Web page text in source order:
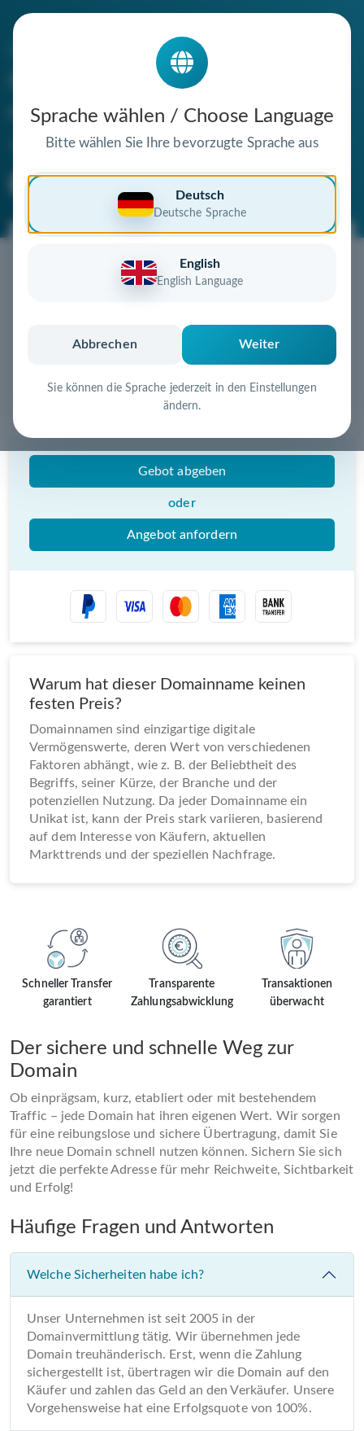
Sprache wählen / Choose Language
Bitte wählen Sie Ihre bevorzugte Sprache aus
Deutsch
Deutsche Sprache
English
English Language
Abbrechen Weiter
Sie können die Sprache jederzeit in den Einstellungen
ändern.
familienzentrum-
regenbogen.de
steht zum Verkauf
Schneller Transfer
garantiert
Transparente
Zahlungsabwicklung
Transaktionen
überwacht
Der sichere und schnelle Weg zur
Domain
Ob einprägsam, kurz, etabliert oder mit bestehendem
Traffic – jede Domain hat ihren eigenen Wert. Wir sorgen
für eine reibungslose und sichere Übertragung, damit Sie
Ihre neue Domain schnell nutzen können. Sichern Sie sich
jetzt die perfekte Adresse für mehr Reichweite, Sichtbarkeit
und Erfolg!
oder individuelles Angebot
anfordern
Schnell, sicher und unkompliziert zur eigenen
Domain
Nutzen Sie die Chance – jetzt handeln!
Gebot abgeben
oder
Angebot anfordern
Warum hat dieser Domainname keinen
festen Preis?
Domainnamen sind einzigartige digitale
Vermögenswerte, deren Wert von verschiedenen
Faktoren abhängt, wie z. B. der Beliebtheit des
Begriffs, seiner Kürze, der Branche und der
potenziellen Nutzung. Da jeder Domainname ein
Unikat ist, kann der Preis stark variieren, basierend
auf dem Interesse von Käufern, aktuellen
Markttrends und der speziellen Nachfrage.
Häufige Fragen und Antworten
Welche Sicherheiten habe ich?
Unser Unternehmen ist seit 2005 in der
Domainvermittlung tätig. Wir übernehmen jede
Domain treuhänderisch. Erst, wenn die Zahlung
sichergestellt ist, übertragen wir die Domain auf den
Käufer und zahlen das Geld an den Verkäufer. Unsere
Vorgehensweise hat eine Erfolgsquote von 100%.